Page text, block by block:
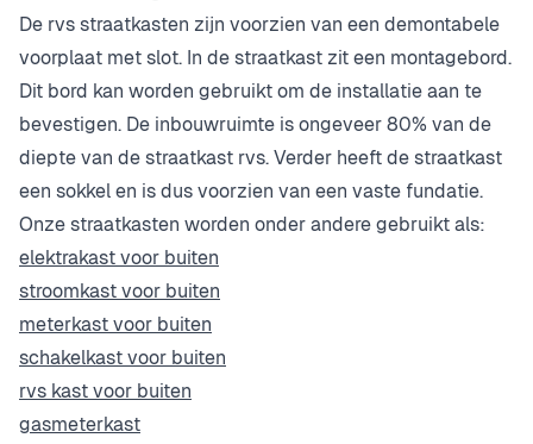
De rvs straatkasten zijn voorzien van een demontabele
voorplaat met slot. In de straatkast zit een montagebord.
Dit bord kan worden gebruikt om de installatie aan te
bevestigen. De inbouwruimte is ongeveer 80% van de
diepte van de straatkast rvs. Verder heeft de straatkast
een sokkel en is dus voorzien van een vaste fundatie.
Onze straatkasten worden onder andere gebruikt als:
elektrakast voor buiten
stroomkast voor buiten
meterkast voor buiten
schakelkast voor buiten
rvs kast voor buiten
gasmeterkast